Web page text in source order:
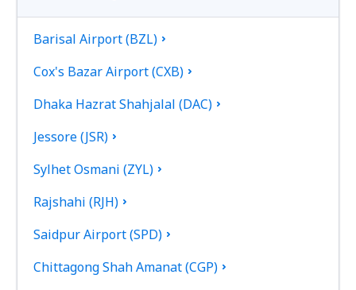
Barisal Airport (BZL)
Cox's Bazar Airport (CXB)
Dhaka Hazrat Shahjalal (DAC)
Jessore (JSR)
Sylhet Osmani (ZYL)
Rajshahi (RJH)
Saidpur Airport (SPD)
Chittagong Shah Amanat (CGP)